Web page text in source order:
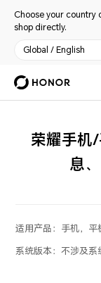
Choose your country
shop directly.
Global / English
荣耀手机
息
适用产品： 手机，平
系统版本：不涉及系